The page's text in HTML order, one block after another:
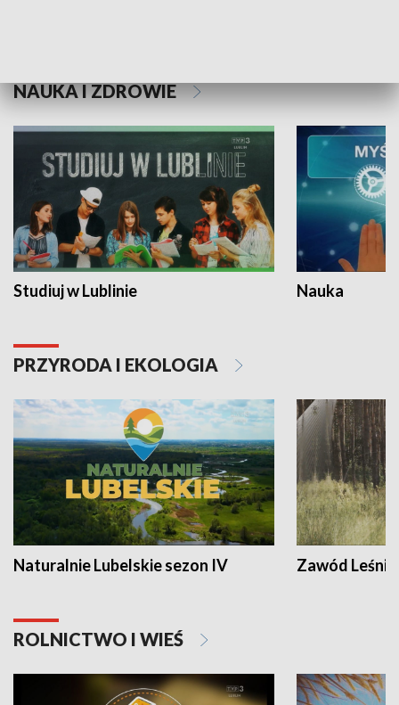
NAUKA I ZDROWIE
Studiuj w Lublinie Nauka
PRZYRODA I EKOLOGIA
Naturalnie Lubelskie sezon IV Zawód Leśnik
ROLNICTWO I WIEŚ